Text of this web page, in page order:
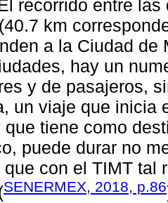
recorrido entre
km
a la Ciudad
hay un
y de pasajeros,
un viaje que inicia
que tiene como
puede durar no
que con el TIMT tal
SENERMEX, 2018, p.86